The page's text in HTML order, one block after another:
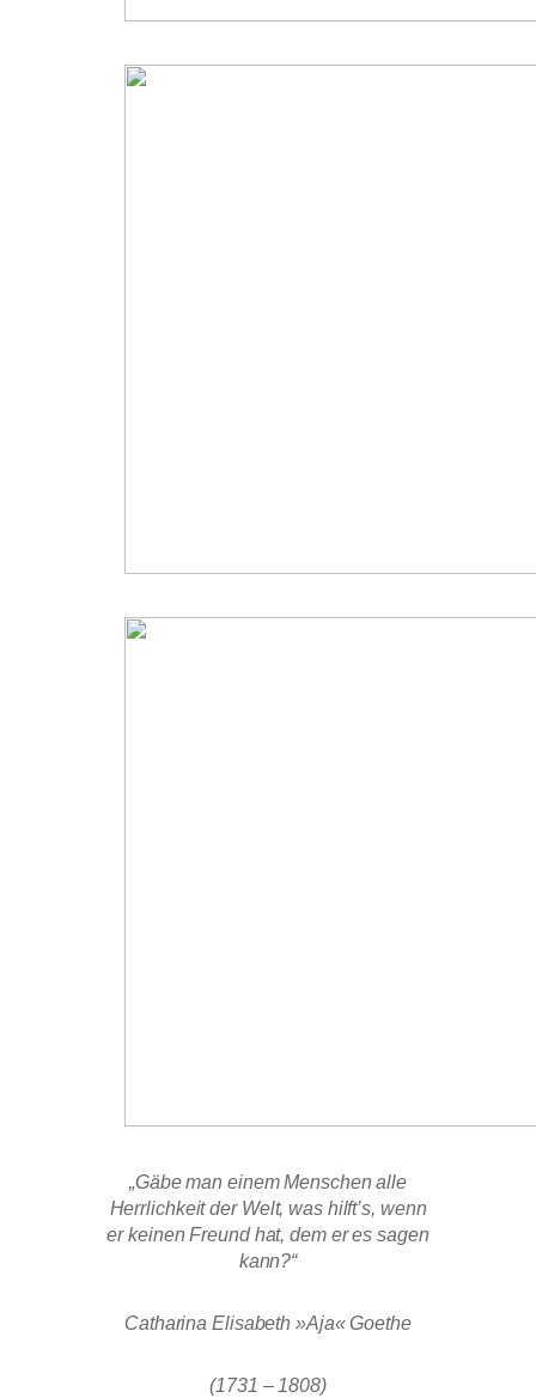
„Gäbe man einem Menschen alle
Herrlichkeit der Welt, was hilft’s, wenn
er keinen Freund hat, dem er es sagen
kann?“
Catharina Elisabeth »Aja« Goethe
(1731 – 1808)